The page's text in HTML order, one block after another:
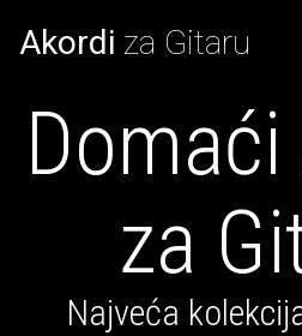
Akordi za Gitaru
za
Najveća